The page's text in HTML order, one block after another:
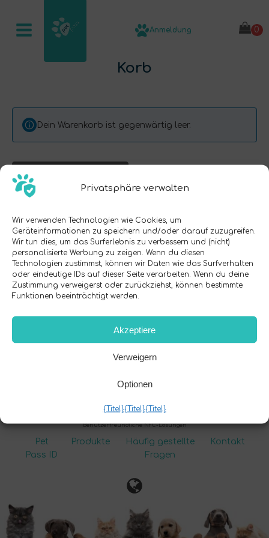
Privatsphäre verwalten
Wir verwenden Technologien wie Cookies, um
Geräteinformationen zu speichern und/oder darauf zuzugreifen.
Wir tun dies, um das Surferlebnis zu verbessern und (nicht)
personalisierte Werbung zu zeigen. Wenn du diesen
Technologien zustimmst, können wir Daten wie das Surfverhalten
oder eindeutige IDs auf dieser Seite verarbeiten. Wenn du deine
Zustimmung verweigerst oder zurückziehst, können bestimmte
Funktionen beeinträchtigt werden.
Akzeptiere
Verweigern
Optionen
{Titel}{Titel}{Titel}
Anmeldung
Korb
Dein Warenkorb ist gegenwärtig leer.
ZURÜCK ZUM SHOP
Pet Pass ID
Benutzerfreundliche NFC-Lösungen
Pet
Pass ID
Produkte
Häufig gestellte
Fragen
Kontakt